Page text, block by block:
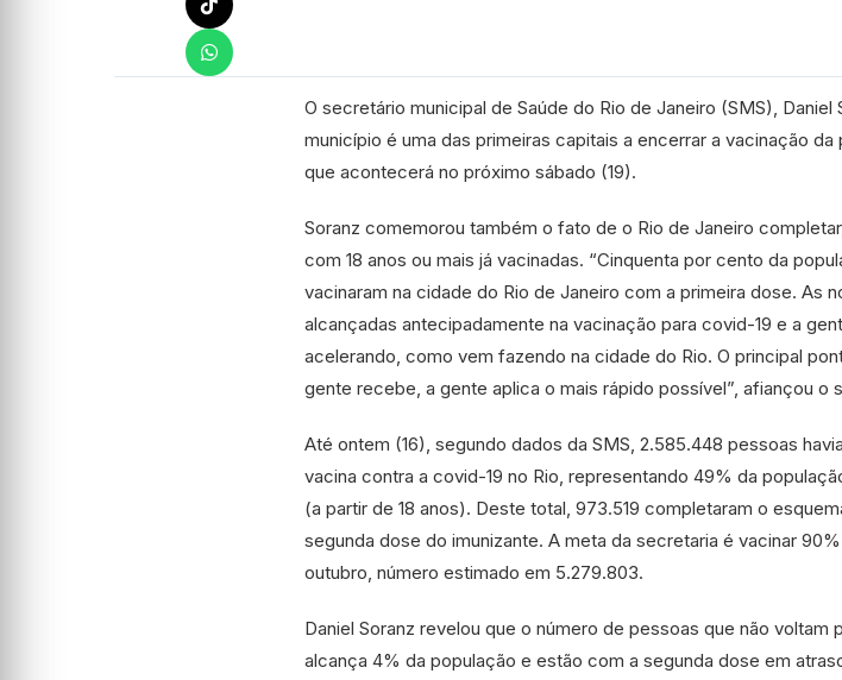
O secretário municipal de Saúde do Rio de Janeiro (SMS), Daniel
município é uma das primeiras capitais a encerrar a vacinação
que acontecerá no próximo sábado (19).
Soranz comemorou também o fato de o Rio de Janeiro
com 18 anos ou mais já vacinadas. “Cinquenta por cento da
vacinaram na cidade do Rio de Janeiro com a primeira dose. As
alcançadas antecipadamente na vacinação para covid-19 e a
acelerando, como vem fazendo na cidade do Rio. O principal
gente recebe, a gente aplica o mais rápido possível”, afiançou o
Até ontem (16), segundo dados da SMS, 2.585.448 pessoas
vacina contra a covid-19 no Rio, representando 49% da
(a partir de 18 anos). Deste total, 973.519 completaram o
segunda dose do imunizante. A meta da secretaria é vacinar
outubro, número estimado em 5.279.803.
Daniel Soranz revelou que o número de pessoas que não voltam
alcança 4% da população e estão com a segunda dose em